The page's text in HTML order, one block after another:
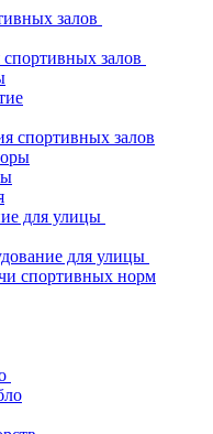
залов
залов
спортивных залов
для улицы
для улицы
спортивных норм